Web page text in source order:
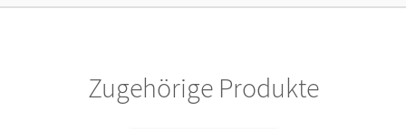
Zugehörige Produkte